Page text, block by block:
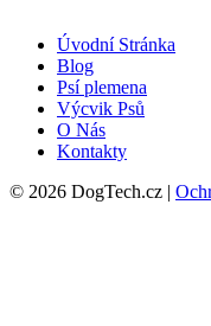
Úvodní Stránka
Blog
Psí plemena
Výcvik Psů
O Nás
Kontakty
© 2026 DogTech.cz |